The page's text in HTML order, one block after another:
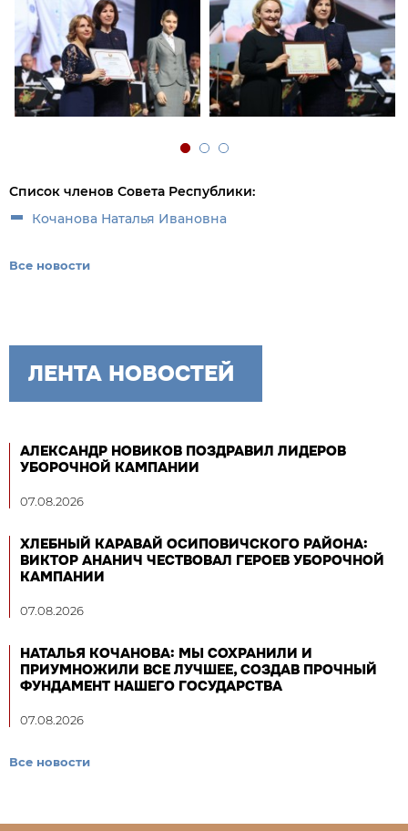
Список членов Совета Республики:
Кочанова Наталья Ивановна
Все новости
ЛЕНТА НОВОСТЕЙ
АЛЕКСАНДР НОВИКОВ ПОЗДРАВИЛ ЛИДЕРОВ
УБОРОЧНОЙ КАМПАНИИ
07.08.2026
ХЛЕБНЫЙ КАРАВАЙ ОСИПОВИЧСКОГО РАЙОНА:
ВИКТОР АНАНИЧ ЧЕСТВОВАЛ ГЕРОЕВ УБОРОЧНОЙ
КАМПАНИИ
07.08.2026
НАТАЛЬЯ КОЧАНОВА: МЫ СОХРАНИЛИ И
ПРИУМНОЖИЛИ ВСЕ ЛУЧШЕЕ, СОЗДАВ ПРОЧНЫЙ
ФУНДАМЕНТ НАШЕГО ГОСУДАРСТВА
07.08.2026
Все новости